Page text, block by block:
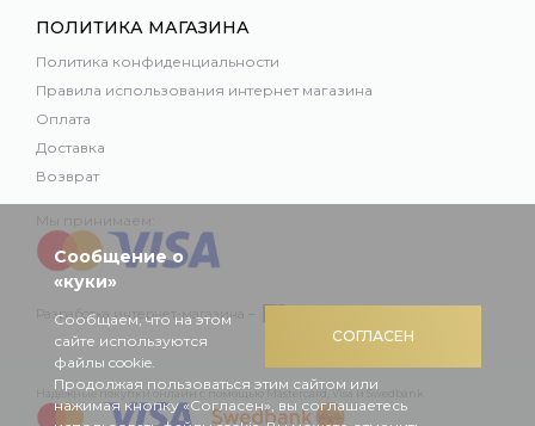
ПОЛИТИКА МАГАЗИНА
Политика конфиденциальности
Правила использования интернет магазина
Оплата
Доставка
Возврат
Разработка интернет-магазина –
Надежные покупки онлайн с помощью Mastercard, Visa и Swedbank
СОГЛАСЕН
Сообщение о
«куки»
Сообщаем, что на этом
сайте используются
файлы cookie.
Продолжая пользоваться этим сайтом или
нажимая кнопку «Согласен», вы соглашаетесь